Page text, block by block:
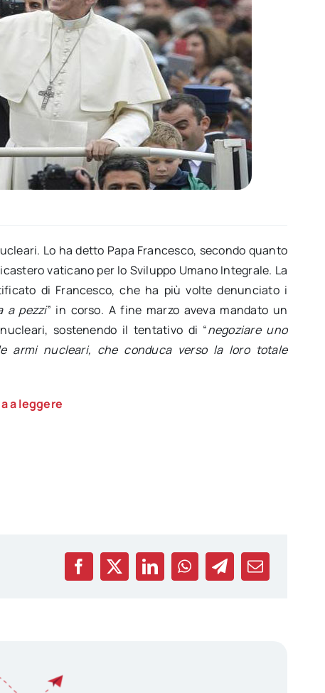
Lo ha detto Papa Francesco, secondo quanto
vaticano per lo Sviluppo Umano Integrale. La
di Francesco, che ha più volte denunciato i
a pezzi” in corso. A fine marzo aveva mandato un
sostenendo il tentativo di “negoziare uno
armi nucleari, che conduca verso la loro totale
a leggere